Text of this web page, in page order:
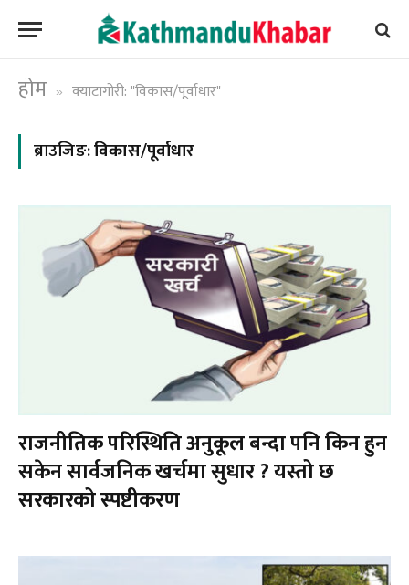
होम » क्याटागोरी: "विकास/पूर्वाधार"
ब्राउजिङ:विकास/पूर्वाधार
राजनीतिक परिस्थिति अनुकूल बन्दा पनि किन हुन
सकेन सार्वजनिक खर्चमा सुधार ? यस्तो छ
सरकारको स्पष्टीकरण